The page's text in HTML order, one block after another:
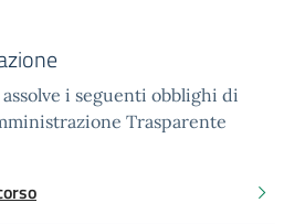
i seguenti obblighi di
Trasparente